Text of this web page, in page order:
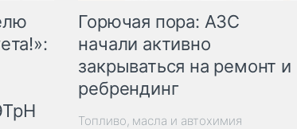
Горючая пора: АЗС
начали активно
закрываться на ремонт и
ребрендинг
Топливо, масла и автохимия